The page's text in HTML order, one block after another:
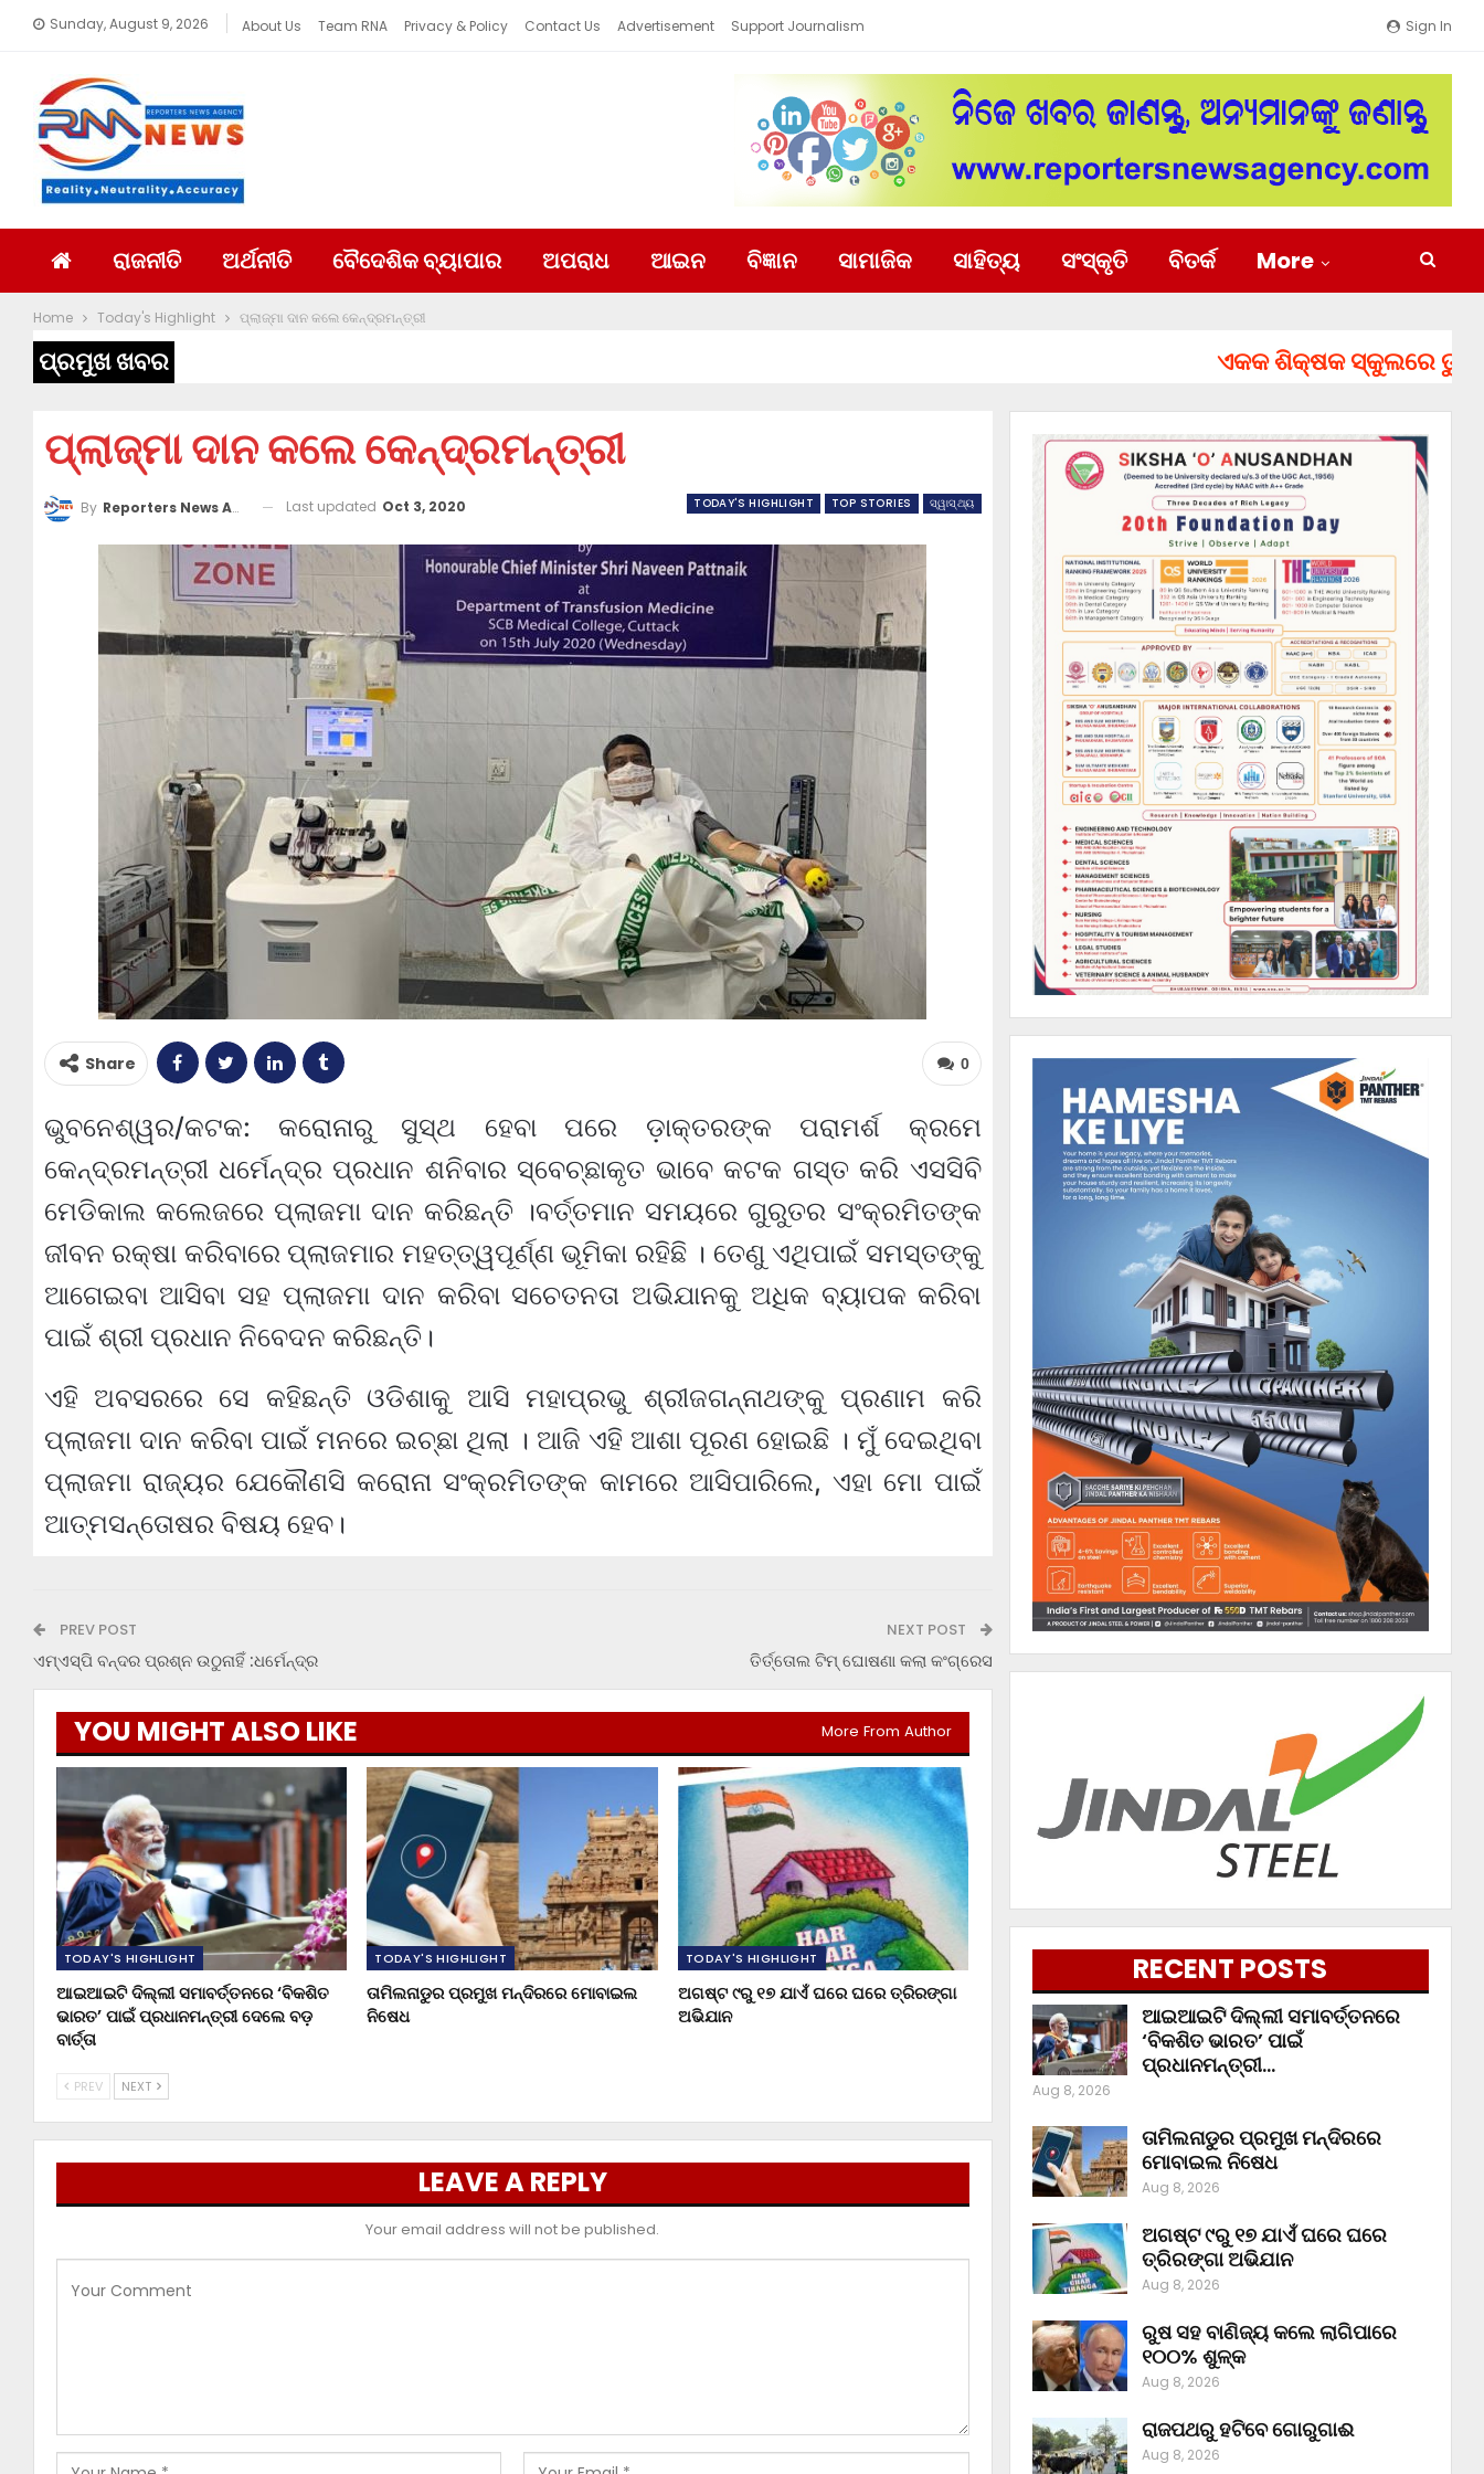
Sign In
Sunday, August 9, 2026 About Us Team RNA Privacy & Policy Contact Us Advertisement Support Journalism
ରାଜନୀତି ଅର୍ଥନୀତି ବୈଦେଶିକ ବ୍ୟାପାର ଅପରାଧ ଆଇନ ବିଜ୍ଞାନ ସାମାଜିକ ସାହିତ୍ୟ ସଂସ୍କୃତି ବିତର୍କ More
Home Today's Highlight ପ୍ଲାଜ୍‌ମା ଦାନ କଲେ କେନ୍ଦ୍ରମନ୍ତ୍ରୀ
ପ୍ରମୁଖ ଖବର ଏକକ ଶିକ୍ଷକ ସ୍କୁଲରେ ତୁରନ୍ତ
ପ୍ଲାଜ୍‌ମା ଦାନ କଲେ କେନ୍ଦ୍ରମନ୍ତ୍ରୀ
TODAY'S HIGHLIGHT TOP STORIES ସ୍ୱାସ୍ଥ୍ୟ
By Reporters News Agency Last updated Oct 3, 2020
0
Share
ଭୁବନେଶ୍ୱର/କଟକ: କରୋନାରୁ ସୁସ୍ଥ ହେବା ପରେ ଡ଼ାକ୍ତରଙ୍କ ପରାମର୍ଶ କ୍ରମେ
କେନ୍ଦ୍ରମନ୍ତ୍ରୀ ଧର୍ମେନ୍ଦ୍ର ପ୍ରଧାନ ଶନିବାର ସ୍ବେଚ୍ଛାକୃତ ଭାବେ କଟକ ଗସ୍ତ କରି ଏସସିବି
ମେଡିକାଲ କଲେଜରେ ପ୍ଲାଜମା ଦାନ କରିଛନ୍ତି ।ବର୍ତ୍ତମାନ ସମୟରେ ଗୁରୁତର ସଂକ୍ରମିତଙ୍କ
ଜୀବନ ରକ୍ଷା କରିବାରେ ପ୍ଲାଜମାର ମହତ୍ତ୍ୱପୂର୍ଣ୍ଣ ଭୂମିକା ରହିଛି । ତେଣୁ ଏଥିପାଇଁ ସମସ୍ତଙ୍କୁ
ଆଗେଇବା ଆସିବା ସହ ପ୍ଲାଜମା ଦାନ କରିବା ସଚେତନତା ଅଭିଯାନକୁ ଅଧିକ ବ୍ୟାପକ କରିବା
ପାଇଁ ଶ୍ରୀ ପ୍ରଧାନ ନିବେଦନ କରିଛନ୍ତି।
ଏହି ଅବସରରେ ସେ କହିଛନ୍ତି ଓଡିଶାକୁ ଆସି ମହାପ୍ରଭୁ ଶ୍ରୀଜଗନ୍ନାଥଙ୍କୁ ପ୍ରଣାମ କରି
ପ୍ଲାଜମା ଦାନ କରିବା ପାଇଁ ମନରେ ଇଚ୍ଛା ଥିଲା । ଆଜି ଏହି ଆଶା ପୂରଣ ହୋଇଛି । ମୁଁ ଦେଇଥିବା
ପ୍ଲାଜମା ରାଜ୍ୟର ଯେକୌଣସି କରୋନା ସଂକ୍ରମିତଙ୍କ କାମରେ ଆସିପାରିଲେ, ଏହା ମୋ ପାଇଁ
ଆତ୍ମସନ୍ତୋଷର ବିଷୟ ହେବ।
PREV POST
ଏମ୍‌ଏସ୍‌ପି ବନ୍ଦର ପ୍ରଶ୍ନ ଉଠୁନାହିଁ :ଧର୍ମେନ୍ଦ୍ର
NEXT POST
ତିର୍ତ୍ତୋଲ ଟିମ୍ ଘୋଷଣା କଲା କଂଗ୍ରେସ
YOU MIGHT ALSO LIKE More From Author
TODAY'S HIGHLIGHT
ଆଇଆଇଟି ଦିଲ୍ଲୀ ସମାବର୍ତ୍ତନରେ ‘ବିକଶିତ
ଭାରତ’ ପାଇଁ ପ୍ରଧାନମନ୍ତ୍ରୀ ଦେଲେ ବଡ଼
ବାର୍ତ୍ତା
TODAY'S HIGHLIGHT
ତାମିଲନାଡୁର ପ୍ରମୁଖ ମନ୍ଦିରରେ ମୋବାଇଲ
ନିଷେଧ
TODAY'S HIGHLIGHT
ଅଗଷ୍ଟ ୯ରୁ ୧୭ ଯାଏଁ ଘରେ ଘରେ ତ୍ରିରଙ୍ଗା
ଅଭିଯାନ
PREV NEXT
LEAVE A REPLY
Your email address will not be published.
RECENT POSTS
ଆଇଆଇଟି ଦିଲ୍ଲୀ ସମାବର୍ତ୍ତନରେ
‘ବିକଶିତ ଭାରତ’ ପାଇଁ
ପ୍ରଧାନମନ୍ତ୍ରୀ…
Aug 8, 2026
ତାମିଲନାଡୁର ପ୍ରମୁଖ ମନ୍ଦିରରେ
ମୋବାଇଲ ନିଷେଧ
Aug 8, 2026
ଅଗଷ୍ଟ ୯ରୁ ୧୭ ଯାଏଁ ଘରେ ଘରେ
ତ୍ରିରଙ୍ଗା ଅଭିଯାନ
Aug 8, 2026
ରୁଷ ସହ ବାଣିଜ୍ୟ କଲେ ଲାଗିପାରେ
୧୦୦% ଶୁଳ୍କ
Aug 8, 2026
ରାଜପଥରୁ ହଟିବେ ଗୋରୁଗାଈ
Aug 8, 2026